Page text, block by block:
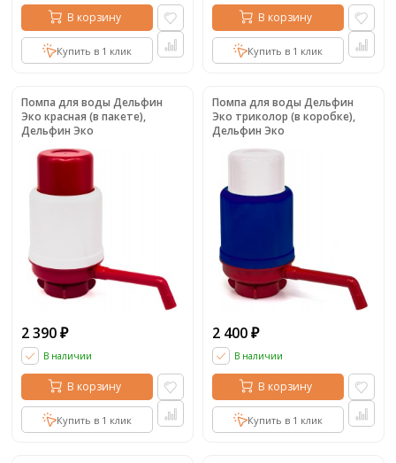
В корзину
Купить в 1 клик
В корзину
Купить в 1 клик
Помпа для воды Дельфин
Эко красная (в пакете),
Дельфин Эко
2 390 ₽
В наличии
В корзину
Купить в 1 клик
Помпа для воды Дельфин
Эко триколор (в коробке),
Дельфин Эко
2 400 ₽
В наличии
В корзину
Купить в 1 клик